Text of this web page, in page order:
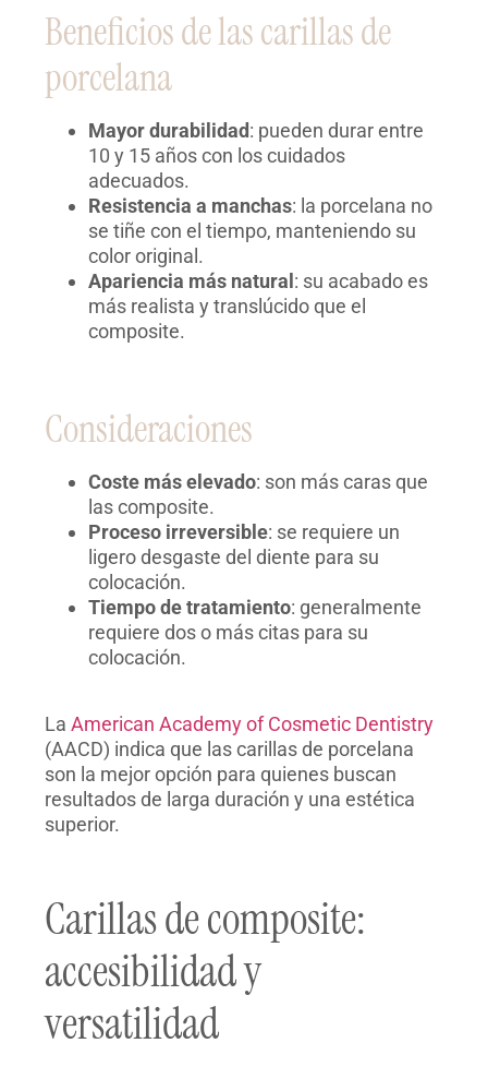
Beneficios de las carillas de
porcelana
Mayor durabilidad: pueden durar entre
10 y 15 años con los cuidados
adecuados.
Resistencia a manchas: la porcelana no
se tiñe con el tiempo, manteniendo su
color original.
Apariencia más natural : su acabado es
más realista y translúcido que el
composite.
Consideraciones
Coste más elevado: son más caras que
las composite.
Proceso irreversible: se requiere un
ligero desgaste del diente para su
colocación.
Tiempo de tratamiento: generalmente
requiere dos o más citas para su
colocación.
LaAmerican Academy of Cosmetic Dentistry
(AACD) indica que las carillas de porcelana
son la mejor opción para quienes buscan
resultados de larga duración y una estética
superior.
Carillas de composite:
accesibilidad y
versatilidad